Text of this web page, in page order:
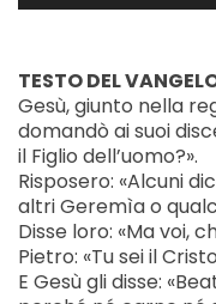
TESTO DEL
Gesù, giunto nella
domandò ai suoi
il Figlio dell’uomo?».
Risposero: «Alcuni
altri Geremìa o
Disse loro: «Ma voi,
Pietro: «Tu sei il
E Gesù gli disse: